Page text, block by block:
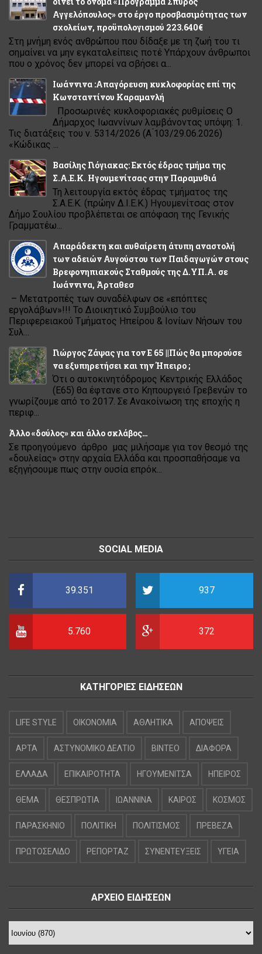
Αγγελόπουλος» στο έργο προσβασιμότητας των
σχολείων, προϋπολογισμού 223.640€
Στη μνήμη ενός ανθρώπου που δίδαξε με τη ζωή του τι
σημαίνει να μην εγκαταλείπεις ποτέ Υπάρχουν άνθρωποι
που ο χρόνος δεν μπορεί να σβήσει α...
Ιωάννινα :Απαγόρευση κυκλοφορίας επί της
Κωνσταντίνου Καραμανλή
Προσωρινές κυκλοφοριακές ρυθμίσεις Ο
Δήμαρχος Ιωαννίνων λαμβάνοντας υπόψη: 1.
Τις διατάξεις του ν. 5314/2026 (Α ́103/29.06.2026)
«Κώδικας ...
Βασίλης Γιόγιακας: Εκτός έδρας τμήμα της
Σ.Α.Ε.Κ. Ηγουμενίτσας στην Παραμυθιά
Τη λειτουργία εκτός έδρας τμήματος της
Σ.Α.Ε.Κ. (πρώην Δ.Ι.Ε.Κ.) Ηγουμενίτσας στον
Δήμο Σουλίου προβλέπεται σε απόφαση της Γενικής
Γραμματέω...
Απαράδεκτη και αυθαίρετη άτυπη αναστολή
των αδειών Αυγούστου των Παιδαγωγών στους
Βρεφονηπιακούς Σταθμούς της Δ.ΥΠ.Α. σε
Ιωάννινα, Άρταθεσ
– Μετατροπές των συναδέλφων σε «επόπτες
εργολάβων»!!! Το Διοικητικό Συμβούλιο του
Περιφερειακού Τμήματος Ηπείρου & Ιονίων Νήσων του
Συλ...
Γιώργος Ζάψας για τον Ε 65 ||Πώς θα μπορούσε
να εξυπηρετήσει και την Ήπειρο ;
Ότι ο αυτοκινητόδρομος Κεντρικής Ελλάδος
(Ε65) θα έφτανε στο Κηπουργειό Γρεβενών το
γνωρίζουμε από το 2017. Σε Ανακοίνωση της εποχής η
περιφ...
Άλλο «δούλος» και άλλο σκλάβος…
Σε προηγούμενο άρθρο μας μιλήσαμε για τον θεσμό της
«δουλείας» στην αρχαία Ελλάδα και προσπαθήσαμε να
εξηγήσουμε πως στην ουσία επρόκ...
SOCIAL MEDIA
39.351 937
5.760 372
ΚΑΤΗΓΟΡΙΕΣ ΕΙΔΗΣΕΩΝ
LIFE STYLE OIKONOMIA ΑΘΛΗΤΙΚΑ ΑΠΟΨΕΙΣ
ΑΡΤΑ ΑΣΤΥΝΟΜΙΚΟ ΔΕΛΤΙΟ ΒΙΝΤΕΟ ΔΙΑΦΟΡΑ
ΕΛΛΑΔΑ ΕΠΙΚΑΙΡΟΤΗΤΑ ΗΓΟΥΜΕΝΙΤΣΑ ΗΠΕΙΡΟΣ
ΘΕΜΑ ΘΕΣΠΡΩΤΙΑ ΙΩΑΝΝΙΝΑ ΚΑΙΡΟΣ ΚΟΣΜΟΣ
ΠΑΡΑΣΚΗΝΙΟ ΠΟΛΙΤΙΚΗ ΠΟΛΙΤΙΣΜΟΣ ΠΡΕΒΕΖΑ
ΠΡΩΤΟΣΕΛΙΔΟ ΡΕΠΟΡΤΑΖ ΣΥΝΕΝΤΕΥΞΕΙΣ ΥΓΕΙΑ
ΑΡΧΕΙΟ ΕΙΔΗΣΕΩΝ